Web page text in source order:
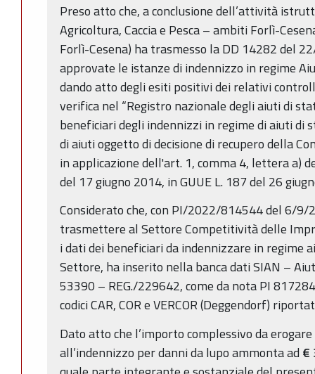
Preso atto che, a conclusione dell’attività
Agricoltura, Caccia e Pesca – ambiti Forlì-
Forlì-Cesena) ha trasmesso la DD 14282 del
approvate le istanze di indennizzo in regime
dando atto degli esiti positivi dei relativi
verifica nel “Registro nazionale degli aiuti di
beneficiari degli indennizzi in regime di aiuti
di aiuti oggetto di decisione di recupero della
in applicazione dell'art. 1, comma 4, lettera a)
del 17 giugno 2014, in GUUE L. 187 del 26
Considerato che, con PI/2022/814544 del 6/9/
trasmettere al Settore Competitività delle
i dati dei beneficiari da indennizzare in regime
Settore, ha inserito nella banca dati SIAN –
53390 – REG./229642, come da nota PI
codici CAR, COR e VERCOR (Deggendorf)
Dato atto che l’importo complessivo da
all’indennizzo per danni da lupo ammonta ad €